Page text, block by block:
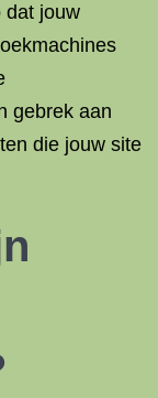
dat jouw
gebrek aan
die jouw site